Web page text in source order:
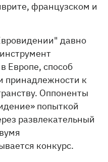
французском и
давно
Европе, способ
принадлежности к
Оппоненты
попыткой
развлекательный
конкурс.